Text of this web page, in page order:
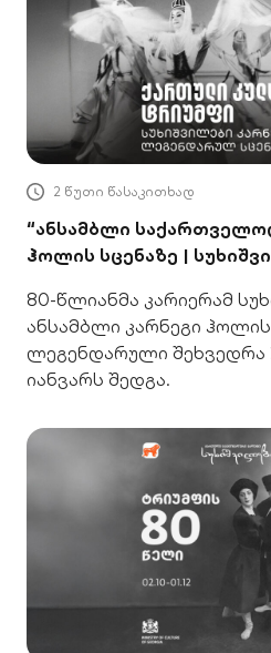
2 წუთი წასაკითხად
“ანსამბლი
ჰოლის სცენაზე |
80-წლიანმა კარიერამ
ანსამბლი კარნეგი ჰოლის
ლეგენდარული შეხვედრა
იანვარს შედგა.